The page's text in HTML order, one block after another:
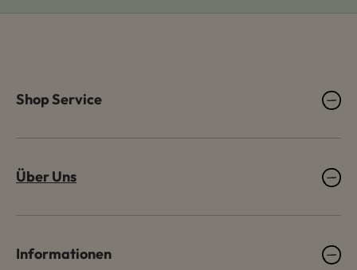
Shop Service
Über Uns
Informationen